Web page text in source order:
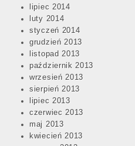
lipiec 2014
luty 2014
styczeń 2014
grudzień 2013
listopad 2013
październik 2013
wrzesień 2013
sierpień 2013
lipiec 2013
czerwiec 2013
maj 2013
kwiecień 2013